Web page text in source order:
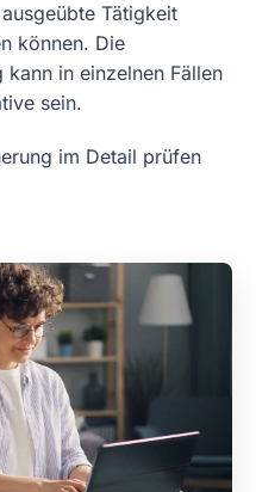
Tätigkeit
können. Die
in einzelnen Fällen
sein.
im Detail prüfen